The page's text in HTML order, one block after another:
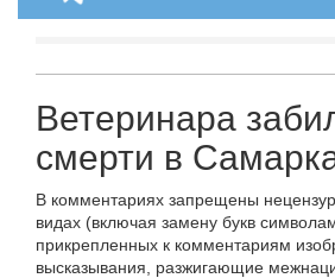
Ветеринара
смерти в
В комментариях запрещены
видах (включая замену букв
прикрепленных к комментариям
высказывания, разжигающие